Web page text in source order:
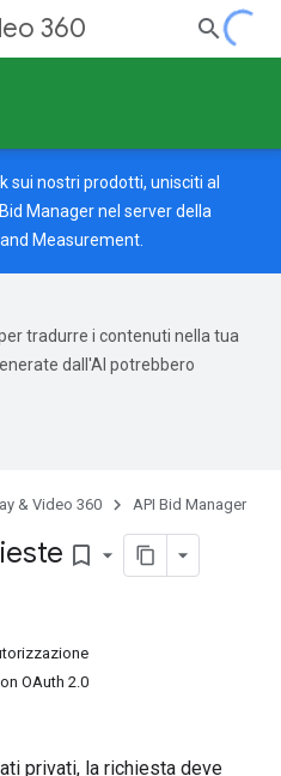
360
sui nostri prodotti, unisciti al
Manager nel server della
Measurement
tradurre i contenuti nella tua
dall'AI potrebbero
& Video 360 API Bid Manager
bookmark_border
OAuth 2.0
privati, la richiesta deve